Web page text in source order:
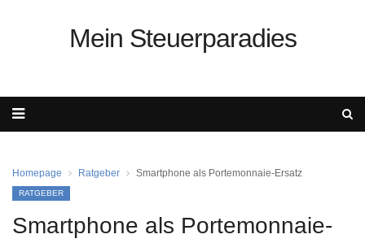
Mein Steuerparadies
Homepage Ratgeber Smartphone als Portemonnaie-Ersatz
RATGEBER
Smartphone als Portemonnaie-